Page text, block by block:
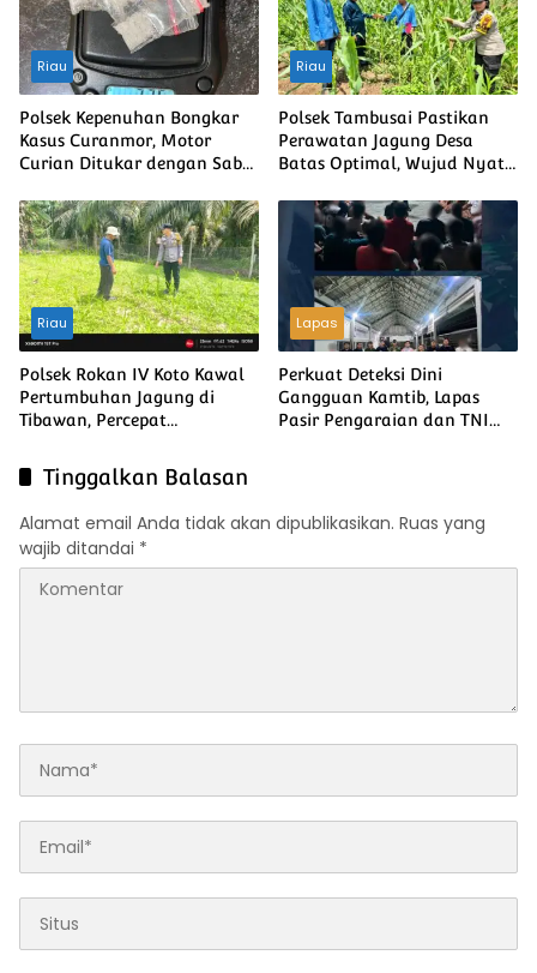
Riau
Polsek Kepenuhan Bongkar
Kasus Curanmor, Motor
Curian Ditukar dengan Sabu
Riau
Polsek Tambusai Pastikan
Perawatan Jagung Desa
Batas Optimal, Wujud Nyata
Riau
Polsek Rokan IV Koto Kawal
Pertumbuhan Jagung di
Tibawan, Percepat
Pangan Nasional
Lapas
Perkuat Deteksi Dini
Gangguan Kamtib, Lapas
Pasir Pengaraian dan TNI
Tinggalkan Balasan
Alamat email Anda tidak akan dipublikasikan. Ruas yang
wajib ditandai *